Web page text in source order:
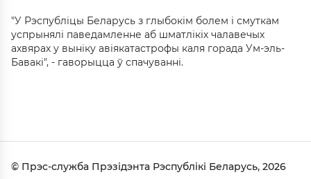
"У Рэспубліцы Беларусь з глыбокім болем і смуткам
успрынялі паведамленне аб шматлікіх чалавечых
ахвярах у выніку авіякатастрофы каля горада Ум-эль-
Бавакі", - гаворыцца ў спачуванні.
© Прэс-служба Прэзідэнта Рэспублікі Беларусь, 2026